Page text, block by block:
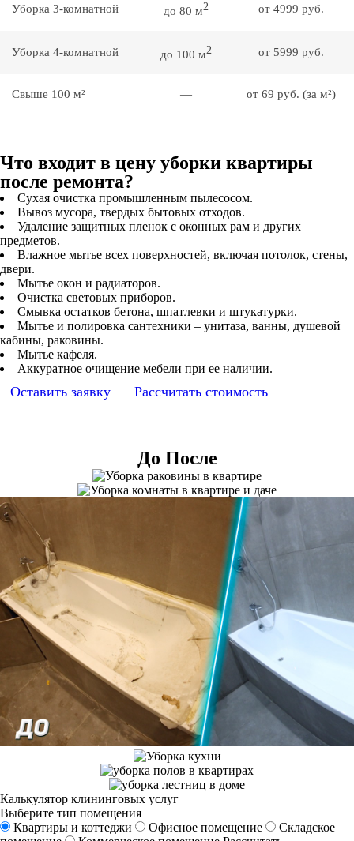
Уборка 3-комнатной до 80 м2 от 4999 руб.
Уборка 4-комнатной до 100 м2 от 5999 руб.
Свыше 100 м² — от 69 руб. (за м²)
Что входит в цену уборки квартиры
после ремонта?
Сухая очистка промышленным пылесосом.
Вывоз мусора, твердых бытовых отходов.
Удаление защитных пленок с оконных рам и других
предметов.
Влажное мытье всех поверхностей, включая потолок, стены,
двери.
Мытье окон и радиаторов.
Очистка световых приборов.
Смывка остатков бетона, шпатлевки и штукатурки.
Мытье и полировка сантехники – унитаза, ванны, душевой
кабины, раковины.
Мытье кафеля.
Аккуратное очищение мебели при ее наличии.
Оставить заявку Рассчитать стоимость
До После
Калькулятор клининговых услуг
Выберите тип помещения
Квартиры и коттеджи
Офисное помещение
Складское